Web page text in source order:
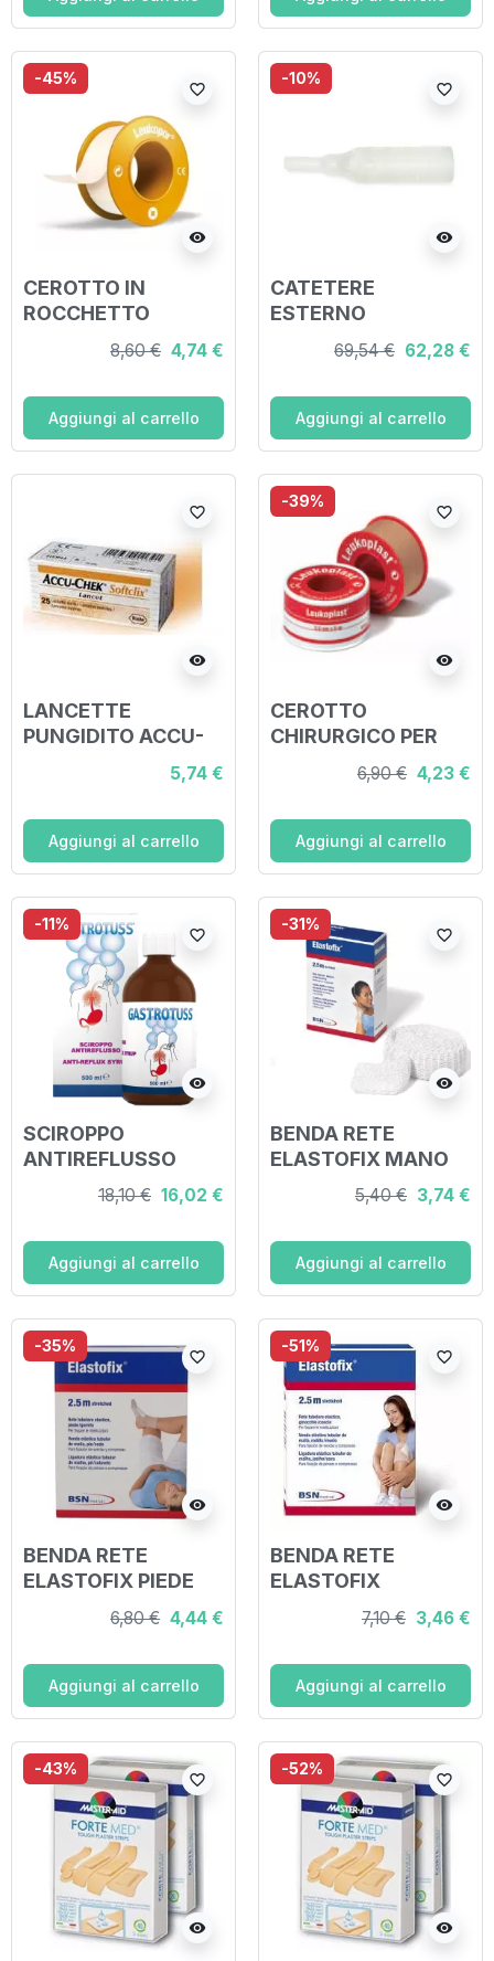
-45%
visibility
favorite_border
CEROTTO IN
ROCCHETTO
LEUKOPOR
IPOALLERGENICO
TESSUTO BIANCO
2,5X920 CM CON
8,60 € 4,74 €
Aggiungi al carrello
-10%
visibility
favorite_border
CATETERE
ESTERNO
AUTOADESIVO IN
SILICONE
INVIEW STANDARD
PER INCONTINENZA
30 PEZZI
69,54 € 62,28 €
Aggiungi al carrello
visibility
favorite_border
LANCETTE
PUNGIDITO ACCU-
CHEK SOFTCLIX 25
5,74 €
Aggiungi al carrello
-39%
visibility
favorite_border
CEROTTO
CHIRURGICO PER
FISSAGGIO
MEDICAZIONI IN
LEUKOPLAST
SUPPORTO
PELLE MASSA
ADESIVA CAUCCIU'
OSSIDO
6,90 € 4,23 €
Aggiungi al carrello
-11%
visibility
favorite_border
SCIROPPO
ANTIREFLUSSO
GASTROTUSS 500
18,10 € 16,02 €
Aggiungi al carrello
-31%
visibility
favorite_border
BENDA RETE
ELASTOFIX MANO
5,40 € 3,74 €
Aggiungi al carrello
-35%
visibility
favorite_border
BENDA RETE
ELASTOFIX PIEDE
6,80 € 4,44 €
Aggiungi al carrello
-51%
visibility
favorite_border
BENDA RETE
ELASTOFIX
GINOCCHIO COSCIA
7,10 € 3,46 €
Aggiungi al carrello
-43%
visibility
favorite_border
-52%
visibility
favorite_border